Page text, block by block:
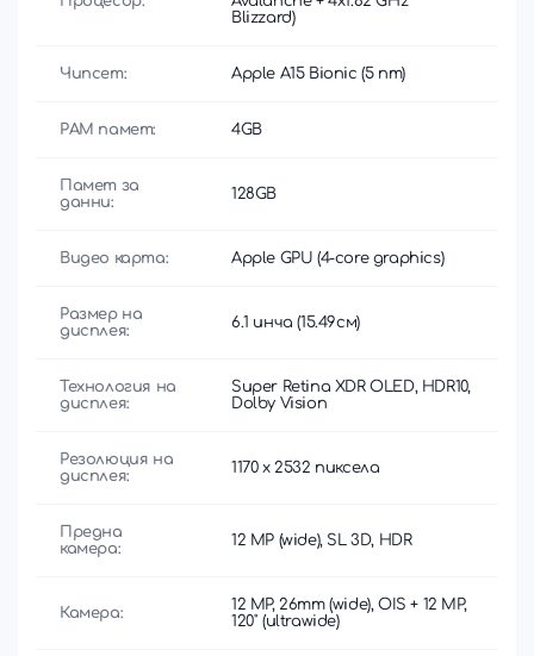
Blizzard)
Чипсет: Apple A15 Bionic (5 nm)
РАМ памет: 4GB
Памет за
данни:
128GB
Видео карта: Apple GPU (4-core graphics)
Размер на
дисплея:
6.1 инча (15.49см)
Технология на
дисплея:
Super Retina XDR OLED, HDR10,
Dolby Vision
Резолюция на
дисплея:
1170 x 2532 пиксела
Предна
камера:
12 MP (wide), SL 3D, HDR
Камера:
12 MP, 26mm (wide), OIS + 12 MP,
120˚ (ultrawide)